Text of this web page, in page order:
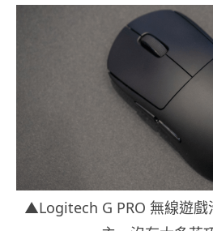
▲Logitech G PRO 無線遊戲